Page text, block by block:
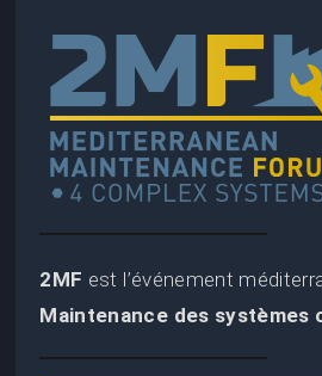
2MF est l’événement
Maintenance des systèmes